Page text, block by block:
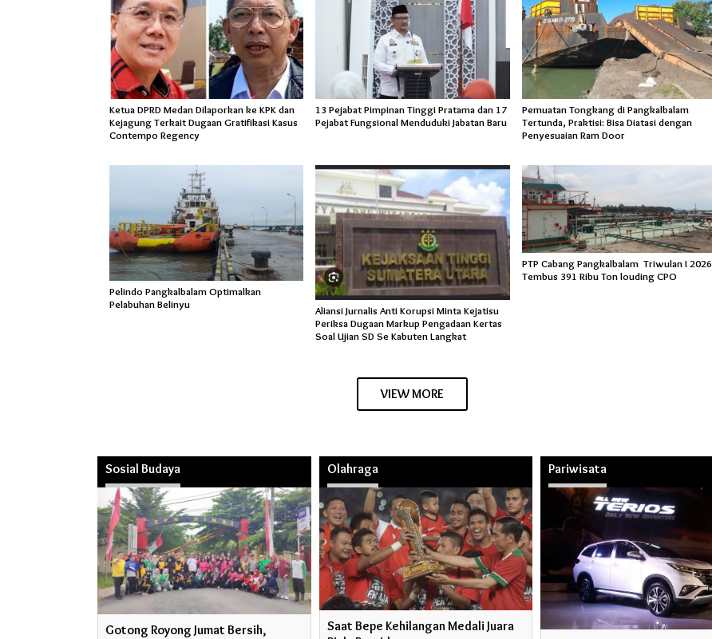
Ketua DPRD Medan Dilaporkan ke KPK dan
Kejagung Terkait Dugaan Gratifikasi Kasus
Contempo Regency
13 Pejabat Pimpinan Tinggi Pratama dan 17
Pejabat Fungsional Menduduki Jabatan Baru
Pemuatan Tongkang di Pangkalbalam
Tertunda, Praktisi: Bisa Diatasi dengan
Penyesuaian Ram Door
Pelindo Pangkalbalam Optimalkan
Pelabuhan Belinyu
Aliansi Jurnalis Anti Korupsi Minta Kejatisu
Periksa Dugaan Markup Pengadaan Kertas
Soal Ujian SD Se Kabuten Langkat
PTP Cabang Pangkalbalam Triwulan I 2026
Tembus 391 Ribu Ton louding CPO
VIEW MORE
Sosial Budaya
Gotong Royong Jumat Bersih,
Olahraga
Saat Bepe Kehilangan Medali Juara
Pariwisata